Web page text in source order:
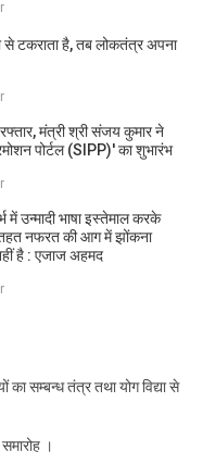
टकराता है, तब लोकतंत्र अपना
मंत्री श्री संजय कुमार ने
पोर्टल (SIPP)' का शुभारंभ
में उन्मादी भाषा इस्तेमाल करके
तहत नफरत की आग में झोंकना
है : एजाज अहमद
का सम्बन्ध तंत्र तथा योग विद्या से
।